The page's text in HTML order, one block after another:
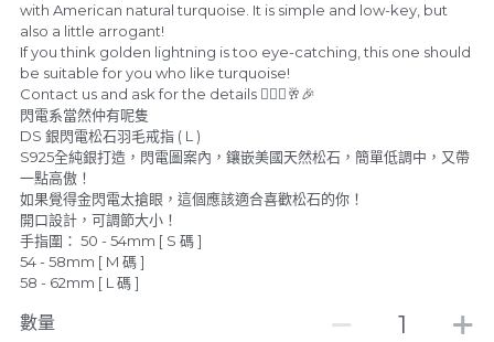
Dark V.I.P Secret Room
GALLERY
關於我們
登錄/註冊
搜索
with American natural turquoise. It is simple and low-key, but
also a little arrogant!
If you think golden lightning is too eye-catching, this one should
be suitable for you who like turquoise!
Contact us and ask for the details 🙇🏼‍♂️🥂🎉
閃電系當然仲有呢隻
DS 銀閃電松石羽毛戒指 ( L )
S925全純銀打造，閃電圖案內，鑲嵌美國天然松石，簡單低調中，又帶
一點高傲！
如果覺得金閃電太搶眼，這個應該適合喜歡松石的你！
開口設計，可調節大小！
手指圍： 50 - 54mm [ S 碼 ]
54 - 58mm [ M 碼 ]
58 - 62mm [ L 碼 ]
數量
Rings
Bangles & Bracelets
Necklaces
Earrings
新品上架
SPECIAL ITEM FOR VIP